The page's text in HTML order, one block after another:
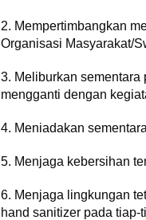
2. Mempertimbangkan
Organisasi Masyarakat/
3. Meliburkan sementara
mengganti dengan
4. Meniadakan
5. Menjaga kebersihan
6. Menjaga lingkungan
hand sanitizer pada tiap-